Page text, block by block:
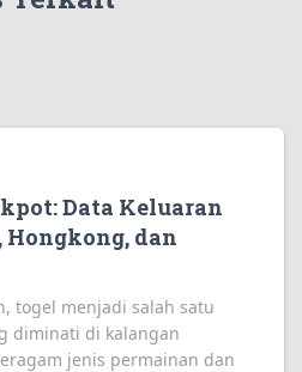
Data Keluaran
Hongkong, dan
togel menjadi salah satu
diminati di kalangan
jenis permainan dan